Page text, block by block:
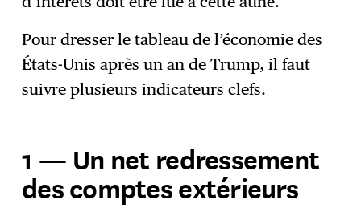
Pour dresser le tableau de l’économie des
États-Unis après un an de Trump, il faut
suivre plusieurs indicateurs clefs.
1 — Un net redressement
des comptes extérieurs